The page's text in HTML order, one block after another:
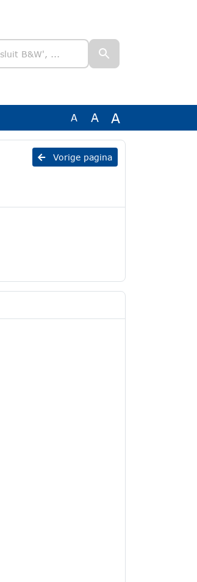
A A A
Vorige pagina